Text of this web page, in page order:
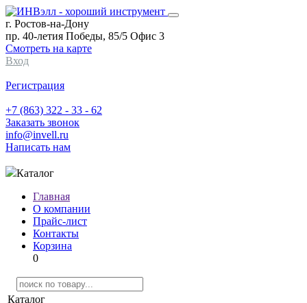
г. Ростов-на-Дону
пр. 40-летия Победы, 85/5 Офис 3
Смотреть на карте
Вход
Регистрация
+7 (863) 322 - 33 - 62
Заказать звонок
info@invell.ru
Написать нам
Каталог
Главная
О компании
Прайс-лист
Контакты
Корзина
0
Каталог